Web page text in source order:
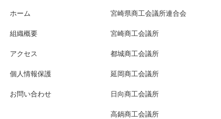
ホーム
組織概要
アクセス
個人情報保護
お問い合わせ
宮崎県商工会議所連合会
宮崎商工会議所
都城商工会議所
延岡商工会議所
日向商工会議所
高鍋商工会議所